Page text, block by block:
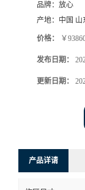
品牌： 放心
产地： 中国 山
价格： ￥
发布日期：
更新日期：
产品详请